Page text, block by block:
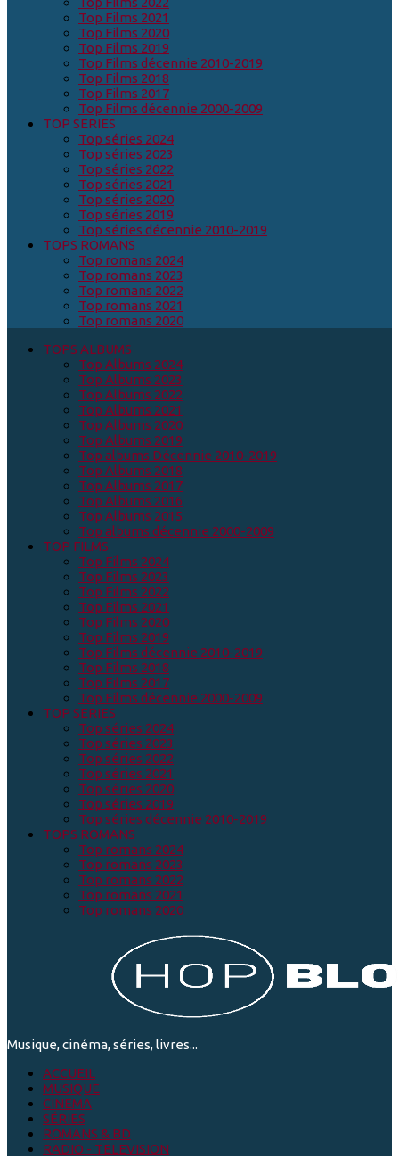
Top Films 2021
Top Films 2020
Top Films 2019
Top Films décennie 2010-2019
Top Films 2018
Top Films 2017
Top Films décennie 2000-2009
TOP SERIES
Top séries 2024
Top séries 2023
Top séries 2022
Top séries 2021
Top séries 2020
Top séries 2019
Top séries décennie 2010-2019
TOPS ROMANS
Top romans 2024
Top romans 2023
Top romans 2022
Top romans 2021
Top romans 2020
TOPS ALBUMS
Top Albums 2024
Top Albums 2023
Top Albums 2022
Top Albums 2021
Top Albums 2020
Top Albums 2019
Top albums Décennie 2010-2019
Top Albums 2018
Top Albums 2017
Top Albums 2016
Top Albums 2015
Top albums décennie 2000-2009
TOP FILMS
Top Films 2024
Top Films 2023
Top Films 2022
Top Films 2021
Top Films 2020
Top Films 2019
Top Films décennie 2010-2019
Top Films 2018
Top Films 2017
Top Films décennie 2000-2009
TOP SERIES
Top séries 2024
Top séries 2023
Top séries 2022
Top séries 2021
Top séries 2020
Top séries 2019
Top séries décennie 2010-2019
TOPS ROMANS
Top romans 2024
Top romans 2023
Top romans 2022
Top romans 2021
Top romans 2020
Musique, cinéma, séries, livres...
ACCUEIL
MUSIQUE
CINEMA
SÉRIES
ROMANS & BD
RADIO - TELEVISION